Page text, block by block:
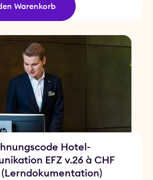
Warenkorb
Hotel-
EFZ v.26 à CHF
(Lerndokumentation)